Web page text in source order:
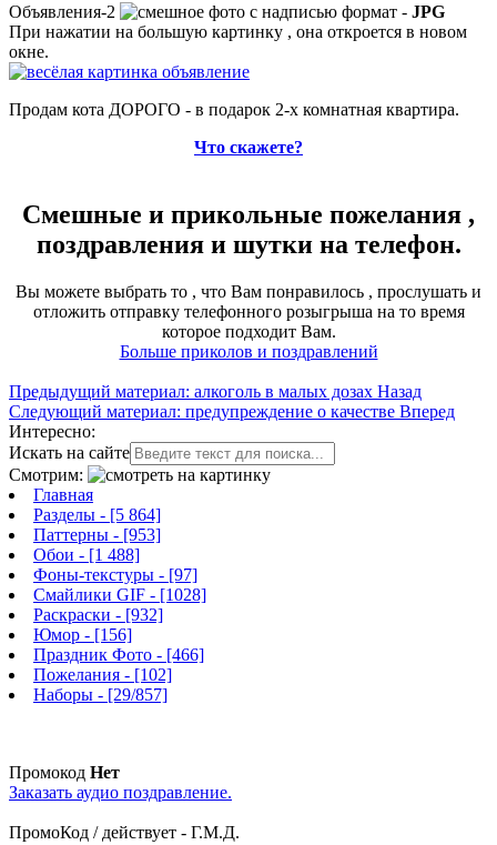
Объявления-2
формат - JPG
При нажатии на большую картинку , она откроется в новом
окне.
Продам кота ДОРОГО - в подарок 2-х комнатная квартира.
Что скажете?
Смешные и прикольные пожелания ,
поздравления и шутки на телефон.
Вы можете выбрать то , что Вам понравилось , прослушать и
отложить отправку телефонного розыгрыша на то время
которое подходит Вам.
Больше приколов и поздравлений
Предыдущий материал: алкоголь в малых дозах Назад
Следующий материал: предупреждение о качестве Вперед
Интересно:
Искать на сайте
Смотрим:
Главная
Разделы - [5 864]
Паттерны - [953]
Обои - [1 488]
Фоны-текстуры - [97]
Смайлики GIF - [1028]
Раскраски - [932]
Юмор - [156]
Праздник Фото - [466]
Пожелания - [102]
Наборы - [29/857]
Промокод Нет
Заказать аудио поздравление.
ПромоКод / действует - Г.М.Д.